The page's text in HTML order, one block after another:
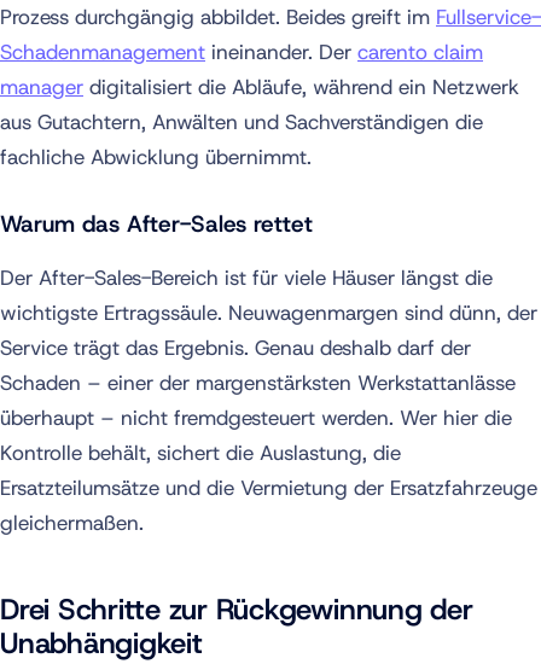
Prozess durchgängig abbildet. Beides greift im Fullservice-
Schadenmanagement ineinander. Der carento claim
manager digitalisiert die Abläufe, während ein Netzwerk
aus Gutachtern, Anwälten und Sachverständigen die
fachliche Abwicklung übernimmt.
Warum das After-Sales rettet
Der After-Sales-Bereich ist für viele Häuser längst die
wichtigste Ertragssäule. Neuwagenmargen sind dünn, der
Service trägt das Ergebnis. Genau deshalb darf der
Schaden – einer der margenstärksten Werkstattanlässe
überhaupt – nicht fremdgesteuert werden. Wer hier die
Kontrolle behält, sichert die Auslastung, die
Ersatzteilumsätze und die Vermietung der Ersatzfahrzeuge
gleichermaßen.
Drei Schritte zur Rückgewinnung der
Unabhängigkeit